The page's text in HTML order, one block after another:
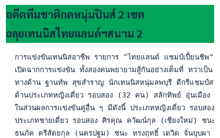
อดีตทีมชาติกดหนุ่มปินส์ 2 เซต
ฉลุยเทนนิสไทยแลนด์ฯสนาม 2
การแข่งขันเทนนิสอาชีพ รายการ "ไทยแลนด์ แชมป์เปี้ยนชิพ"
เปิดฉากการแข่งขัน ทั้งสองคนพยายามสู้กันอย่างเต็มที่ ทว่าเป็
ทางด้าน ฐานทัพ สุขสำราญ นักเทนนิสหนุ่มลพบุรี ดีกรีแชมป์สนา
ด้านประเภทหญิงเดี่ยว รอบสอง (32 คน) สลักทิพย์ อุ่นเมือง
ในส่วนผลการแข่งขันคู่อื่น ๆ มีดังนี้ ประเภทหญิงเดี่ยว รอบส
ประเภทชายเดี่ยว รอบสอง ศิรคุณ ควัฒน์กุล (เชียงใหม่) ช
ธนภัค ตรีสัตยกุล (นครปฐม) ชนะ ทรงฤทธิ์ เดวิด จั่นบุบผา